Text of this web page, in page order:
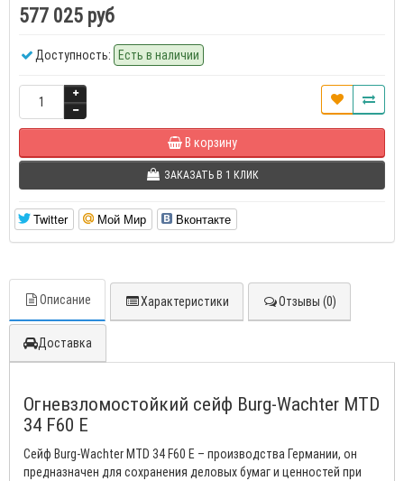
577 025 руб
Доступность: Есть в наличии
В корзину
ЗАКАЗАТЬ В 1 КЛИК
Twitter Мой Мир Вконтакте
Описание Характеристики Отзывы (0)
Доставка
Огневзломостойкий сейф Burg-Wachter MTD
34 F60 E
Сейф Burg-Wachter MTD 34 F60 E – производства Германии, он
предназначен для сохранения деловых бумаг и ценностей при